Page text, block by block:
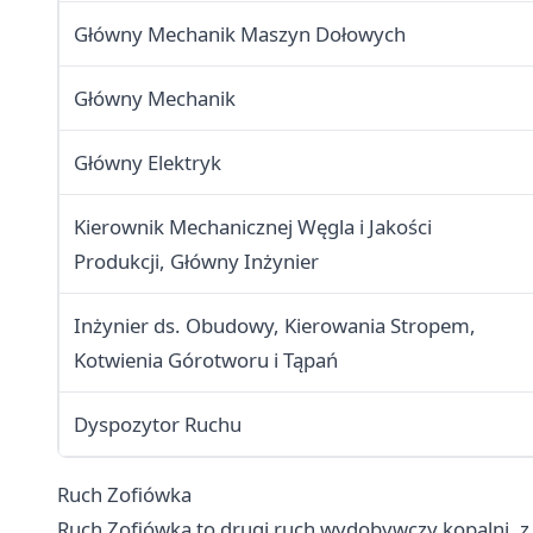
Główny Mechanik Maszyn Dołowych
Główny Mechanik
Główny Elektryk
Kierownik Mechanicznej Węgla i Jakości
Produkcji, Główny Inżynier
Inżynier ds. Obudowy, Kierowania Stropem,
Kotwienia Górotworu i Tąpań
Dyspozytor Ruchu
Ruch Zofiówka